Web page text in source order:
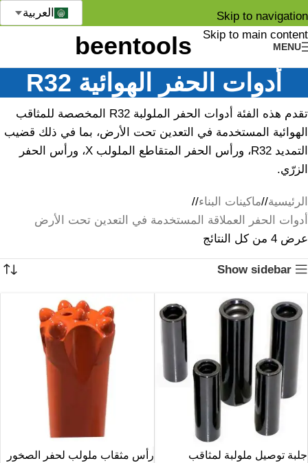
Skip to navigation
Skip to main content
MENU
العربية
أدوات الحفر الهوائية R32
تقدم هذه الفئة أدوات الحفر الملولبة R32 المخصصة للمثاقب
الهوائية المستخدمة في التعدين تحت الأرض، بما في ذلك قضيب
التمديد R32، ورأس الحفر المتقاطع الملولب X، ورأس الحفر
الزرّي.
الرئيسية/ ماكينات البناء/
أدوات الحفر العملاقة المستخدمة في التعدين تحت الأرض
عرض ⁦4⁩ من كل النتائج
Show sidebar
جلبة توصيل ملولبة لمثاقب
رأس مثقاب ملولب لحفر الصخور